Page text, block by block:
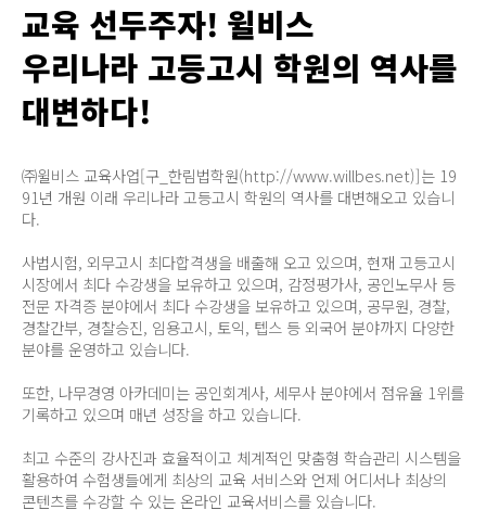
교육 선두주자! 윌비스
우리나라 고등고시 학원의 역사를
대변하다!
㈜윌비스 교육사업[구_한림법학원(http://www.willbes.net)]는 19
91년 개원 이래 우리나라 고등고시 학원의 역사를 대변해오고 있습니
다.
사법시험, 외무고시 최다합격생을 배출해 오고 있으며, 현재 고등고시
시장에서 최다 수강생을 보유하고 있으며, 감정평가사, 공인노무사 등
전문 자격증 분야에서 최다 수강생을 보유하고 있으며, 공무원, 경찰,
경찰간부, 경찰승진, 임용고시, 토익, 텝스 등 외국어 분야까지 다양한
분야를 운영하고 있습니다.
또한, 나무경영 아카데미는 공인회계사, 세무사 분야에서 점유율 1위를
기록하고 있으며 매년 성장을 하고 있습니다.
최고 수준의 강사진과 효율적이고 체계적인 맞춤형 학습관리 시스템을
활용하여 수험생들에게 최상의 교육 서비스와 언제 어디서나 최상의
콘텐츠를 수강할 수 있는 온라인 교육서비스를 있습니다.